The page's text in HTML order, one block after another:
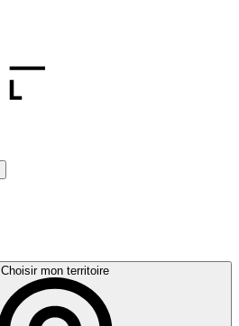
Choisir mon territoire